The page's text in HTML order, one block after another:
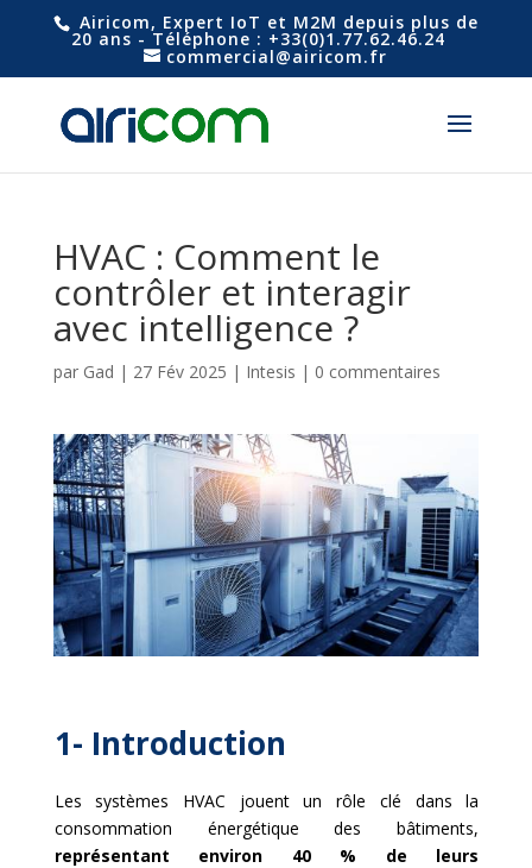
Airicom, Expert IoT et M2M depuis plus de
20 ans - Téléphone : +33(0)1.77.62.46.24
commercial@airicom.fr
HVAC : Comment le
contrôler et interagir
avec intelligence ?
par Gad | 27 Fév 2025 | Intesis | 0 commentaires
1- Introduction
Les systèmes HVAC jouent un rôle clé dans la
consommation énergétique des bâtiments,
représentant environ 40 % de leurs